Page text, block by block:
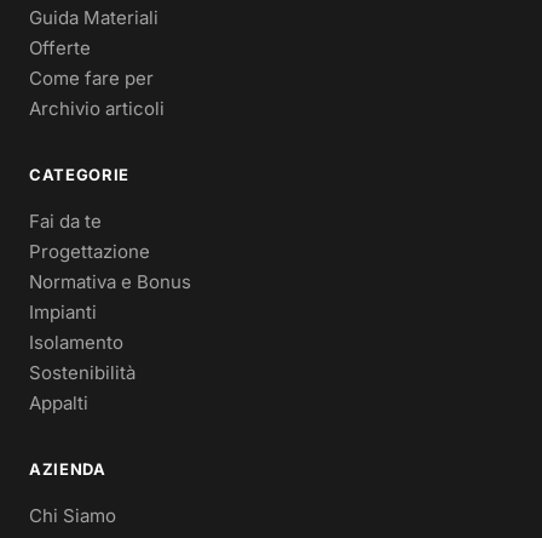
Guida Materiali
Offerte
Come fare per
Archivio articoli
CATEGORIE
Fai da te
Progettazione
Normativa e Bonus
Impianti
Isolamento
Sostenibilità
Appalti
AZIENDA
Chi Siamo